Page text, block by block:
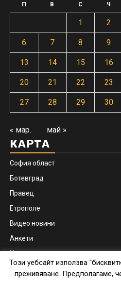
П В С Ч
1 2
6 7 8 9
13 14 15 16
20 21 22 23
27 28 29 30
« мар. май »
КАРТА
София област
Ботевград
Правец
Етрополе
Видео новини
Анкети
Контакти
Този уебсайт използва
преживяване. Предполагаме,